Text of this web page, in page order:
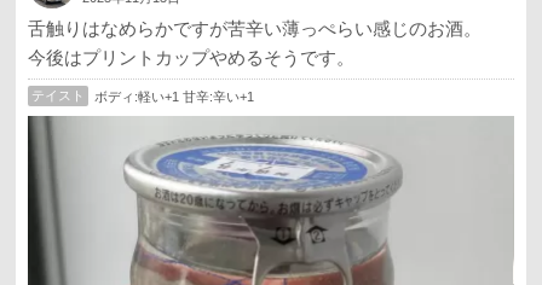
舌触りはなめらかですが苦辛い薄っぺらい感じのお酒。
今後はプリントカップやめるそうです。
テイスト ボディ:軽い+1 甘辛:辛い+1